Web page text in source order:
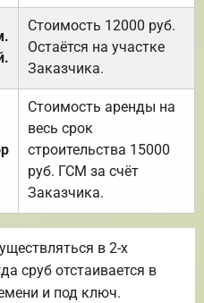
Стоимость 12000 руб.
Остаётся на участке
Заказчика.
Стоимость аренды на
весь срок
строительства 15000
руб. ГСМ за счёт
Заказчика.
в 2-х
сруб отстаивается в
и под ключ.